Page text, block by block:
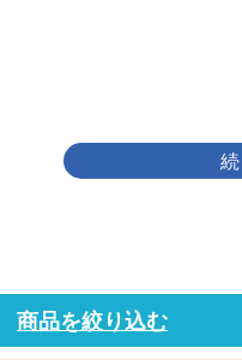
商品を絞り込む